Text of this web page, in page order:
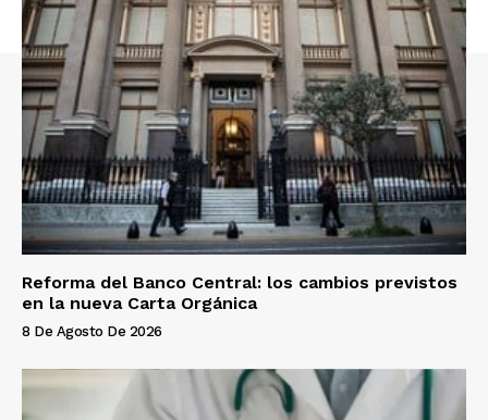
Reforma del Banco Central: los cambios previstos
en la nueva Carta Orgánica
8 De Agosto De 2026